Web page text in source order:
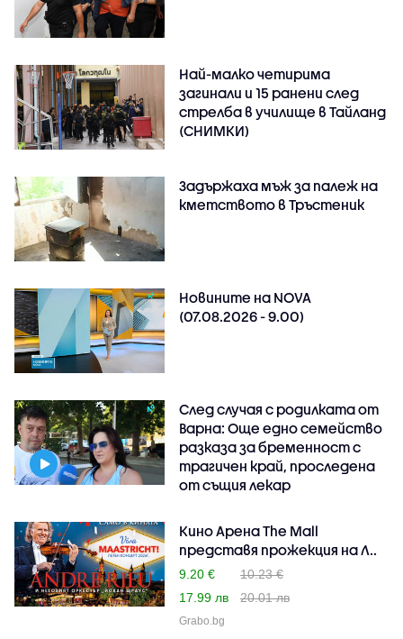
Най-малко четирима
загинали и 15 ранени след
стрелба в училище в Тайланд
(СНИМКИ)
Задържаха мъж за палеж на
кметството в Тръстеник
Новините на NOVA
(07.08.2026 - 9.00)
След случая с родилката от
Варна: Още едно семейство
разказа за бременност с
трагичен край, проследена
от същия лекар
Кино Арена The Mall
представя прожекция на Л..
9.20 €
10.23 €
17.99 лв
20.01 лв
Grabo.bg